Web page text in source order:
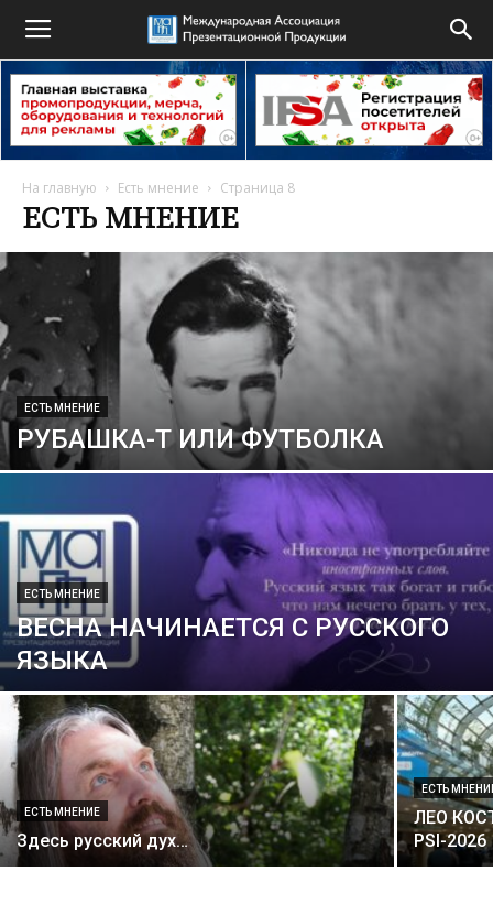
На главную Есть мнение Страница 8
ЕСТЬ МНЕНИЕ
ЕСТЬ МНЕНИЕ
РУБАШКА-Т ИЛИ ФУТБОЛКА
ЕСТЬ МНЕНИЕ
ВЕСНА НАЧИНАЕТСЯ С РУССКОГО
ЯЗЫКА
ЕСТЬ МНЕНИЕ
Здесь русский дух…
ЕСТЬ
ЛЕО
PSI-2026